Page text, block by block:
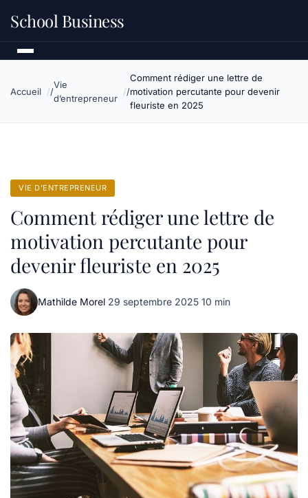
School Business
Accueil
Vie
d’entrepreneur
Comment rédiger une lettre de
motivation percutante pour devenir
fleuriste en 2025
VIE D’ENTREPRENEUR
Comment rédiger une lettre de
motivation percutante pour
devenir fleuriste en 2025
Mathilde Morel·29 septembre 2025·10 min